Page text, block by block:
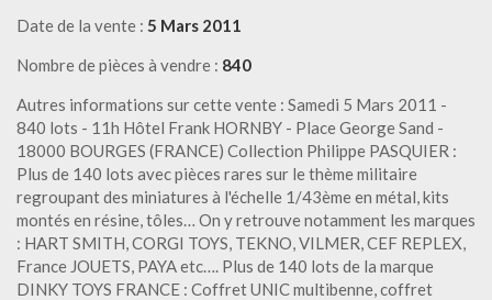
Date de la vente : 5 Mars 2011
Nombre de pièces à vendre : 840
Autres informations sur cette vente : Samedi 5 Mars 2011 -
840 lots - 11h Hôtel Frank HORNBY - Place George Sand -
18000 BOURGES (FRANCE) Collection Philippe PASQUIER :
Plus de 140 lots avec pièces rares sur le thème militaire
regroupant des miniatures à l'échelle 1/43ème en métal, kits
montés en résine, tôles… On y retrouve notamment les marques
: HART SMITH, CORGI TOYS, TEKNO, VILMER, CEF REPLEX,
France JOUETS, PAYA etc…. Plus de 140 lots de la marque
DINKY TOYS FRANCE : Coffret UNIC multibenne, coffret